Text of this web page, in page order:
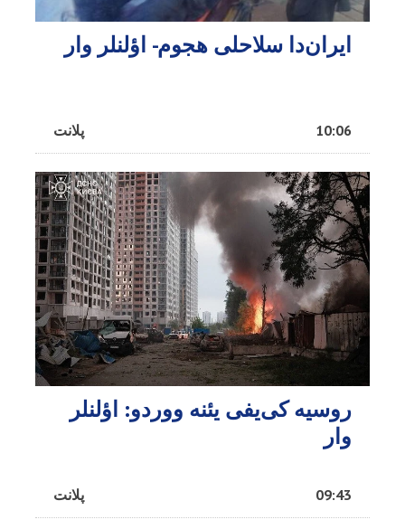
ایران‌دا سلاحلی هجوم- اؤلنلر وار
پلانت 10:06
روسیه کی‌یفی یئنه ووردو: اؤلنلر
وار
پلانت 09:43